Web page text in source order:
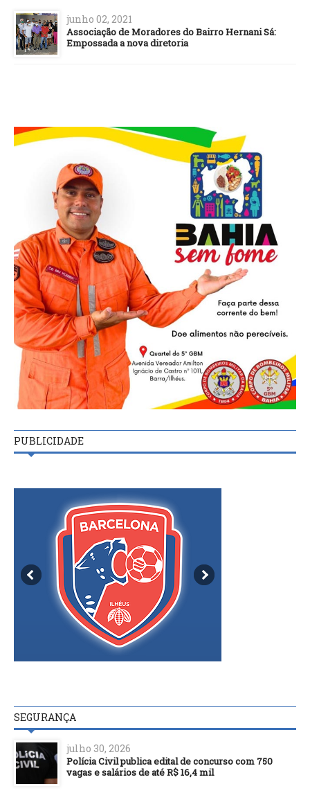
junho 02, 2021
Associação de Moradores do Bairro Hernani Sá:
Empossada a nova diretoria
PUBLICIDADE
SEGURANÇA
julho 30, 2026
Polícia Civil publica edital de concurso com 750
vagas e salários de até R$ 16,4 mil